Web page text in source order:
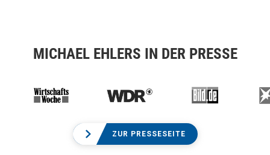
MICHAEL EHLERS IN DER PRESSE
ZUR PRESSESEITE